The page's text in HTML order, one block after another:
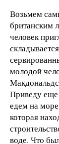
Возьмем
британским
человек
молодой
Приведу
едем на
которая
воде. Что